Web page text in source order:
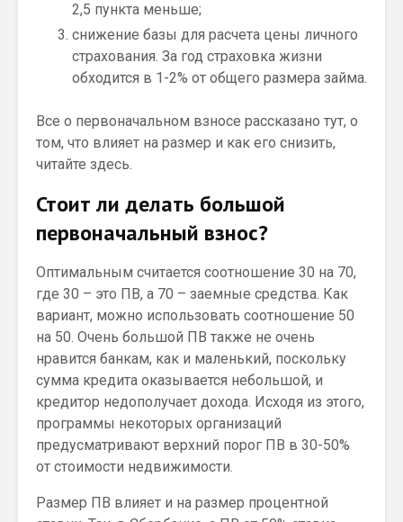
2,5 пункта меньше;
снижение базы для расчета цены личного
страхования. За год страховка жизни
обходится в 1-2% от общего размера займа.
Все о первоначальном взносе рассказано тут, о
том, что влияет на размер и как его снизить,
читайте здесь.
Стоит ли делать большой
первоначальный взнос?
Оптимальным считается соотношение 30 на 70,
где 30 – это ПВ, а 70 – заемные средства. Как
вариант, можно использовать соотношение 50
на 50. Очень большой ПВ также не очень
нравится банкам, как и маленький, поскольку
сумма кредита оказывается небольшой, и
кредитор недополучает дохода. Исходя из этого,
программы некоторых организаций
предусматривают верхний порог ПВ в 30-50%
от стоимости недвижимости.
Размер ПВ влияет и на размер процентной